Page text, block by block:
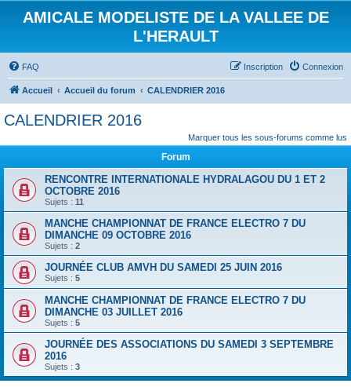
AMICALE MODELISTE DE LA VALLEE DE
L'HERAULT
FAQ Connexion
Inscription
Accueil Accueil du forum CALENDRIER 2016
CALENDRIER 2016
Marquer tous les sous-forums comme lus
Forum
RENCONTRE INTERNATIONALE HYDRALAGOU DU 1 ET 2
OCTOBRE 2016
Sujets : 11
MANCHE CHAMPIONNAT DE FRANCE ELECTRO 7 DU
DIMANCHE 09 OCTOBRE 2016
Sujets : 2
JOURNÉE CLUB AMVH DU SAMEDI 25 JUIN 2016
Sujets : 5
MANCHE CHAMPIONNAT DE FRANCE ELECTRO 7 DU
DIMANCHE 03 JUILLET 2016
Sujets : 5
JOURNÉE DES ASSOCIATIONS DU SAMEDI 3 SEPTEMBRE
2016
Sujets : 3